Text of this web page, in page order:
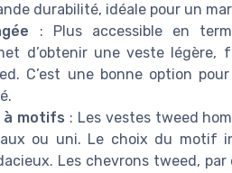
durabilité, idéale pour un
: Plus accessible en
d’obtenir une veste
C’est une bonne option
à motifs : Les vestes tweed
ou uni. Le choix du motif
Les chevrons tweed,